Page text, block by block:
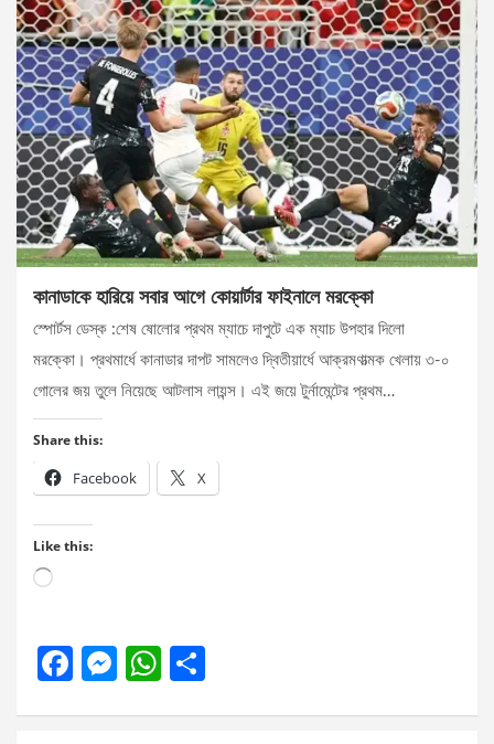
কানাডাকে হারিয়ে সবার আগে কোয়ার্টার ফাইনালে মরক্কো
স্পোর্টস ডেস্ক :শেষ ষোলোর প্রথম ম্যাচে দাপুটে এক ম্যাচ উপহার দিলো
মরক্কো। প্রথমার্ধে কানাডার দাপট সামলেও দ্বিতীয়ার্ধে আক্রমণাত্মক খেলায় ৩-০
গোলের জয় তুলে নিয়েছে আটলাস লায়ন্স। এই জয়ে টুর্নামেন্টের প্রথম…
Share this:
Facebook X
Like this:
Loading…
F
M W